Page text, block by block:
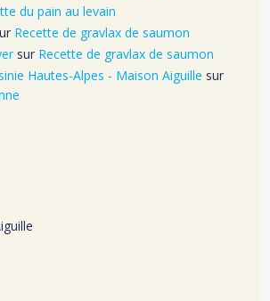
du pain au levain
Recette de gravlax de saumon
sur Recette de gravlax de saumon
Hautes-Alpes - Maison Aiguille sur